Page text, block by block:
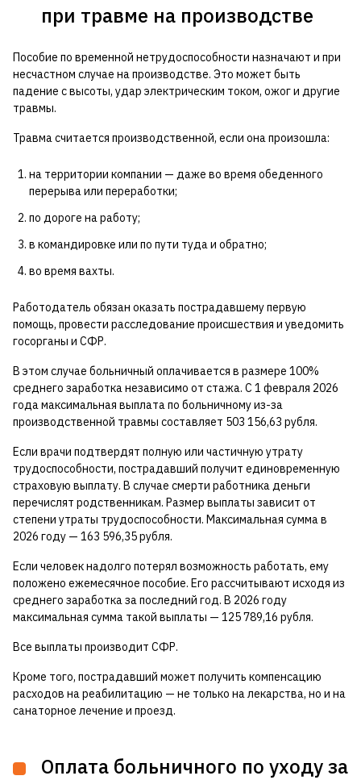
при травме на производстве
Пособие по временной нетрудоспособности назначают и при
несчастном случае на производстве. Это может быть
падение с высоты, удар электрическим током, ожог и другие
травмы.
Травма считается производственной, если она произошла:
на территории компании — даже во время обеденного
перерыва или переработки;
по дороге на работу;
в командировке или по пути туда и обратно;
во время вахты.
Работодатель обязан оказать пострадавшему первую
помощь, провести расследование происшествия и уведомить
госорганы и СФР.
В этом случае больничный оплачивается в размере 100%
среднего заработка независимо от стажа. С 1 февраля 2026
года максимальная выплата по больничному из-за
производственной травмы составляет 503 156,63 рубля.
Если врачи подтвердят полную или частичную утрату
трудоспособности, пострадавший получит единовременную
страховую выплату. В случае смерти работника деньги
перечислят родственникам. Размер выплаты зависит от
степени утраты трудоспособности. Максимальная сумма в
2026 году — 163 596,35 рубля.
Если человек надолго потерял возможность работать, ему
положено ежемесячное пособие. Его рассчитывают исходя из
среднего заработка за последний год. В 2026 году
максимальная сумма такой выплаты — 125 789,16 рубля.
Все выплаты производит СФР.
Кроме того, пострадавший может получить компенсацию
расходов на реабилитацию — не только на лекарства, но и на
санаторное лечение и проезд.
Оплата больничного по уходу за